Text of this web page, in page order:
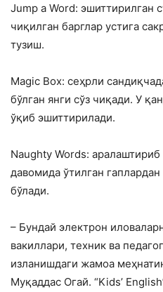
Jump a Word: эшиттирилган
чиқилган барглар устига
тузиш.
Magic Box: сеҳрли
бўлган янги сўз чиқади. У
ўқиб эшиттирилади.
Naughty Words:
давомида ўтилган
бўлади.
– Бундай электрон
вакиллари, техник ва
изланишдаги жамоа
Муқаддас Огай. “Kids’